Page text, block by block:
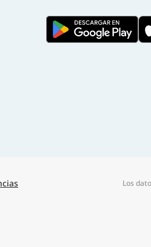
Los
una ciudad
con